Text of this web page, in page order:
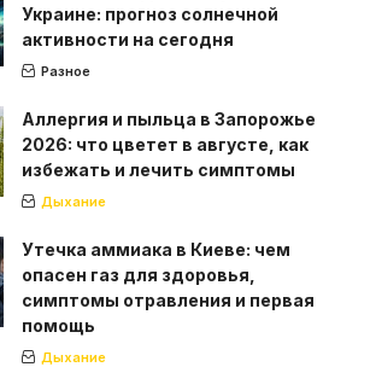
Украине: прогноз солнечной
активности на сегодня
Разное
Аллергия и пыльца в Запорожье
2026: что цветет в августе, как
избежать и лечить симптомы
Дыхание
Утечка аммиака в Киеве: чем
опасен газ для здоровья,
симптомы отравления и первая
помощь
Дыхание